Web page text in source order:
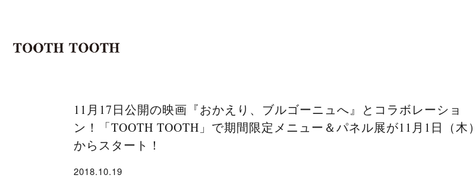
11月17日公開の映画『おかえり、ブルゴーニュへ』とコラボレーショ
ン！「TOOTH TOOTH」で期間限定メニュー＆パネル展が11月1日（木）
からスタート！
2018.10.19